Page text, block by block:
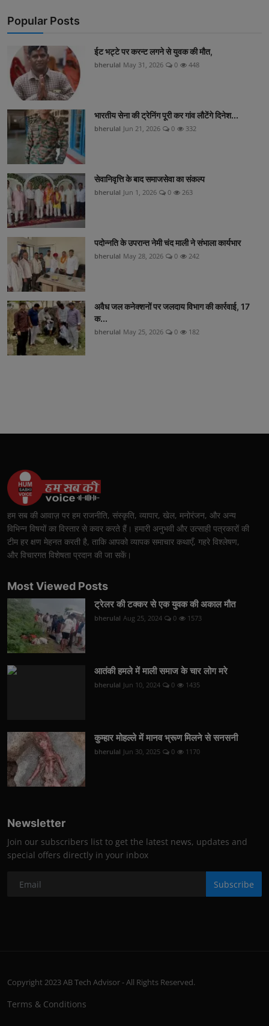
Popular Posts
ईट भट्टे पर करन्ट लगने से युवक की मौत,
bherulal May 31, 2026 0 448
भारतीय सेना की ट्रेनिंग पूरी कर गांव लौटेंगे दिनेश...
bherulal Jun 21, 2026 0 332
सेवानिवृत्ति के बाद समाजसेवा का संकल्प
bherulal Jun 1, 2026 0 263
पदोन्नति के उपरान्त नेमी चंद माली ने संभाला कार्यभार
bherulal May 28, 2026 0 242
अवैध जल कनेक्शनों पर जलदाय विभाग की कार्रवाई, 17
क...
bherulal May 25, 2026 0 182
हम सब की आवाज़ पर हम राजनीति, संस्कृति, व्यापार, खेल, मनोरंजन, और अन्य
विभिन्न विषयों का विस्तार से कवर करते हैं। हमारी अनुभवी और उत्साही पत्रकारों की
टीम हर क्षण मेहनत करती है, ताकि आपको व्यापक समाचार कथाएँ, गहरे विश्लेषण,
और विचारगत विशेषता प्रदान की जा सकें।
Most Viewed Posts
ट्रेलर की टक्कर से एक युवक की अकाल मौत
bherulal Aug 25, 2024 0 1573
आतंकी हमले में माली समाज के चार लोग मरे
bherulal Jun 10, 2024 0 1435
कुम्हार मोहल्ले में मानव भ्रूण मिलने से सनसनी
bherulal Jun 30, 2025 0 1170
Newsletter
Join our subscribers list to get the latest news, updates and
special offers directly in your inbox
Subscribe
Copyright 2023 AB Tech Advisor - All Rights Reserved.
Terms & Conditions